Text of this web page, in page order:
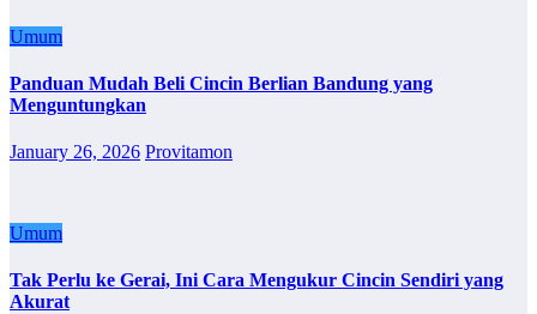
Umum
Panduan Mudah Beli Cincin Berlian Bandung yang
Menguntungkan
January 26, 2026 Provitamon
Umum
Tak Perlu ke Gerai, Ini Cara Mengukur Cincin Sendiri yang
Akurat